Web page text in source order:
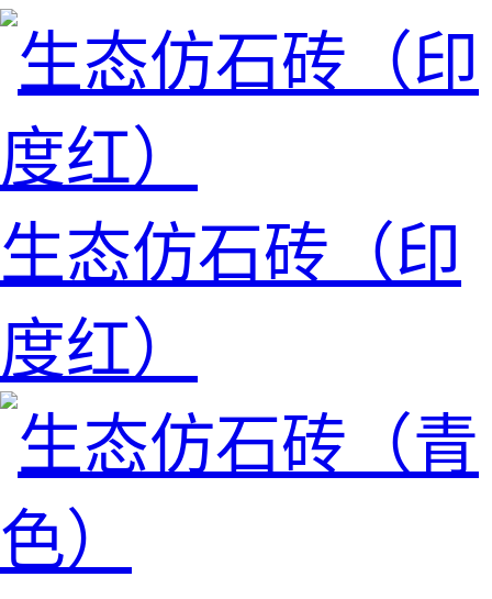
生态仿石砖（印
度红）